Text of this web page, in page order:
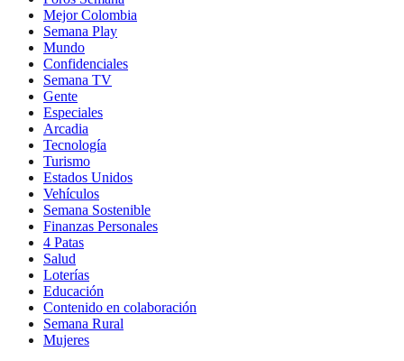
Mejor Colombia
Semana Play
Mundo
Confidenciales
Semana TV
Gente
Especiales
Arcadia
Tecnología
Turismo
Estados Unidos
Vehículos
Semana Sostenible
Finanzas Personales
4 Patas
Salud
Loterías
Educación
Contenido en colaboración
Semana Rural
Mujeres